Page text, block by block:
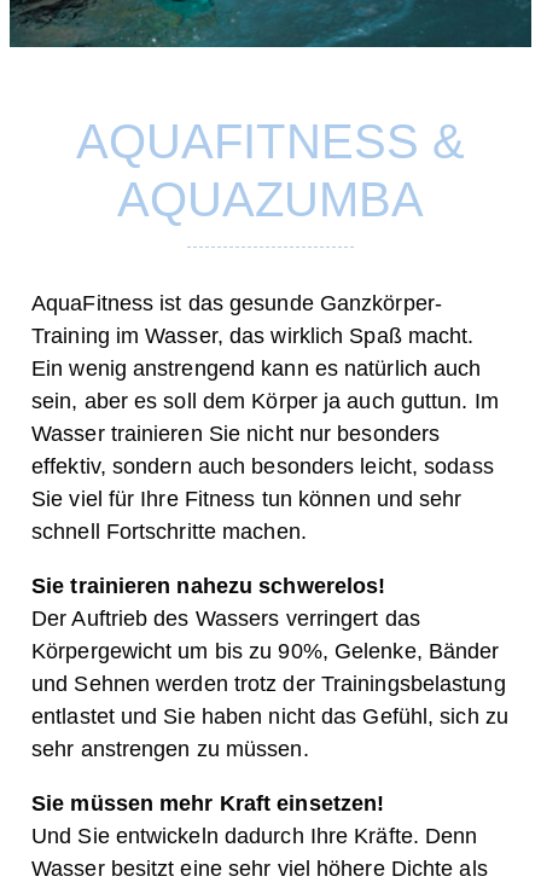
AQUAFITNESS &
AQUAZUMBA
AquaFitness ist das gesunde Ganzkörper-
Training im Wasser, das wirklich Spaß macht.
Ein wenig anstrengend kann es natürlich auch
sein, aber es soll dem Körper ja auch guttun. Im
Wasser trainieren Sie nicht nur besonders
effektiv, sondern auch besonders leicht, sodass
Sie viel für Ihre Fitness tun können und sehr
schnell Fortschritte machen.
Sie trainieren nahezu schwerelos!
Der Auftrieb des Wassers verringert das
Körpergewicht um bis zu 90%, Gelenke, Bänder
und Sehnen werden trotz der Trainingsbelastung
entlastet und Sie haben nicht das Gefühl, sich zu
sehr anstrengen zu müssen.
Sie müssen mehr Kraft einsetzen!
Und Sie entwickeln dadurch Ihre Kräfte. Denn
Wasser besitzt eine sehr viel höhere Dichte als